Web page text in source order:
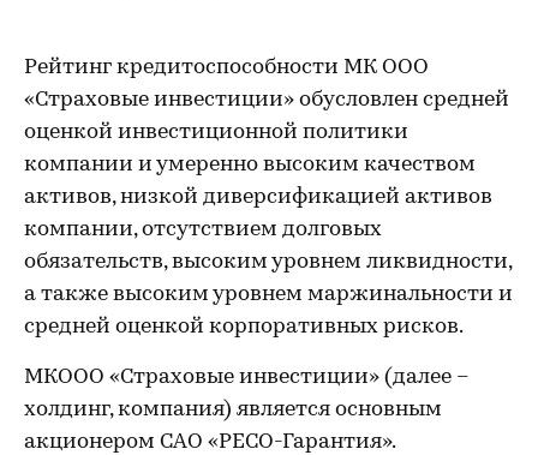
Рейтинг кредитоспособности МК ООО
«Страховые инвестиции» обусловлен средней
оценкой инвестиционной политики
компании и умеренно высоким качеством
активов, низкой диверсификацией активов
компании, отсутствием долговых
обязательств, высоким уровнем ликвидности,
а также высоким уровнем маржинальности и
средней оценкой корпоративных рисков.
МКООО «Страховые инвестиции» (далее –
холдинг, компания) является основным
акционером САО «РЕСО-Гарантия».